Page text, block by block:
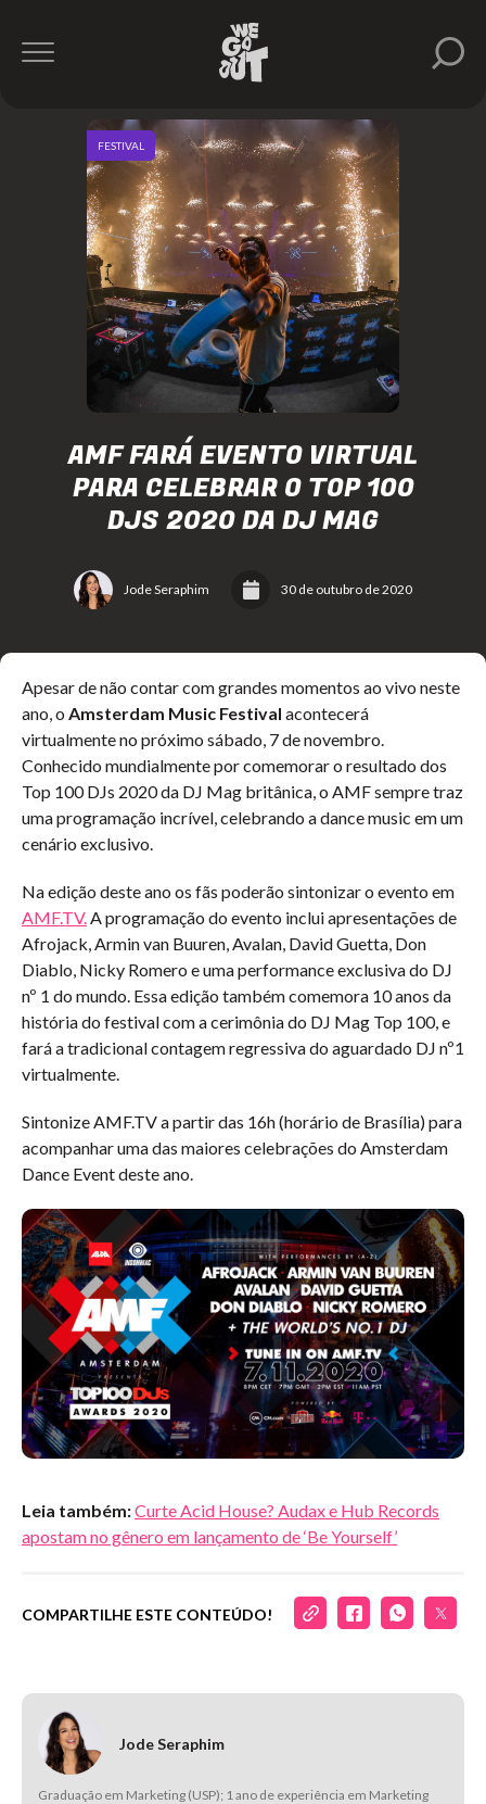
AMF FARÁ EVENTO VIRTUAL
PARA CELEBRAR O TOP 100
DJS 2020 DA DJ MAG
Jode Seraphim 30 de outubro de 2020
FESTIVAL
Apesar de não contar com grandes momentos ao vivo neste
ano, o Amsterdam Music Festival acontecerá
virtualmente no próximo sábado, 7 de novembro.
Conhecido mundialmente por comemorar o resultado dos
Top 100 DJs 2020 da DJ Mag britânica, o AMF sempre traz
uma programação incrível, celebrando a dance music em um
cenário exclusivo.
Na edição deste ano os fãs poderão sintonizar o evento em
AMF.TV.A programação do evento inclui apresentações de
Afrojack, Armin van Buuren, Avalan, David Guetta, Don
Diablo, Nicky Romero e uma performance exclusiva do DJ
nº 1 do mundo. Essa edição também comemora 10 anos da
história do festival com a cerimônia do DJ Mag Top 100, e
fará a tradicional contagem regressiva do aguardado DJ nº1
virtualmente.
Sintonize AMF.TV a partir das 16h (horário de Brasília) para
acompanhar uma das maiores celebrações do Amsterdam
Dance Event deste ano.
Leia também:Curte Acid House? Audax e Hub Records
apostam no gênero em lançamento de ‘Be Yourself’
COMPARTILHE ESTE CONTEÚDO!
Jode Seraphim
Graduação em Marketing (USP); 1 ano de experiência em Marketing